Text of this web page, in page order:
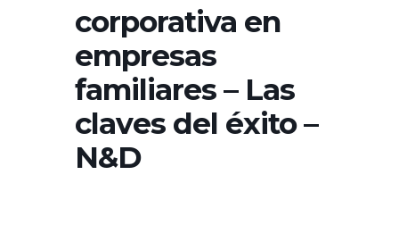
corporativa en
empresas
familiares – Las
claves del éxito –
N&D